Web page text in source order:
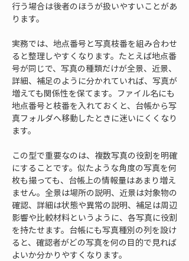
行う場合は後者のほうが扱いやすいことがあ
ります。
実務では、地点番号と写真枝番を組み合わせ
ると整理しやすくなります。たとえば地点番
号が同じで、写真の種類だけが全景、近景、
詳細、補足のように分かれていれば、写真が
増えても関係性を保てます。ファイル名にも
地点番号と枝番を入れておくと、台帳から写
真フォルダへ移動したときに迷いにくくなり
ます。
この型で重要なのは、複数写真の役割を明確
にすることです。似たような角度の写真を何
枚も撮っても、台帳上の情報量はあまり増え
ません。全景は場所の説明、近景は対象物の
確認、詳細は状態や異常の説明、補足は周辺
影響や比較材料というように、各写真に役割
を持たせます。台帳にも写真種別の列を設け
ると、確認者がどの写真を何の目的で見れば
よいか分かりやすくなります。